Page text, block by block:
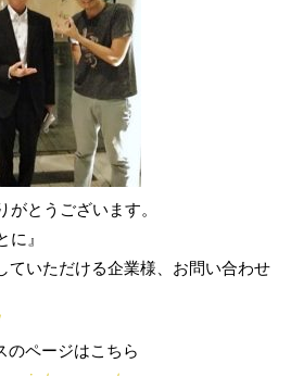
とうございます。
に』
ていただける企業様、お問い合わせ
のページはこちら